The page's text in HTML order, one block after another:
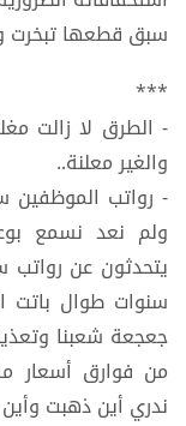
سبق قطعها تبخرت
***
- الطرق لا زالت
والغير معلنة..
- رواتب الموظفين
ولم نعد نسمع
يتحدثون عن
سنوات طوال باتت
جعجعة شعبنا
من فوارق أسعار
ندري أين ذهبت